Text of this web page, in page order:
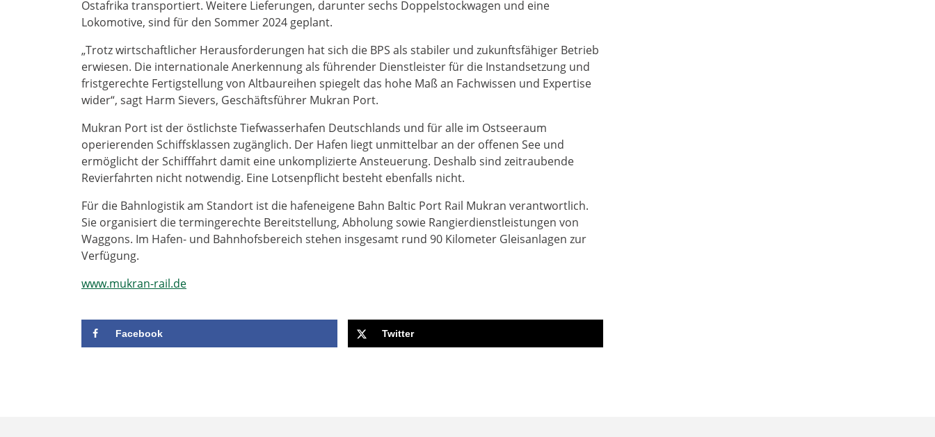
Ostafrika transportiert. Weitere Lieferungen, darunter sechs Doppelstockwagen und eine
Lokomotive, sind für den Sommer 2024 geplant.
„Trotz wirtschaftlicher Herausforderungen hat sich die BPS als stabiler und zukunftsfähiger Betrieb
erwiesen. Die internationale Anerkennung als führender Dienstleister für die Instandsetzung und
fristgerechte Fertigstellung von Altbaureihen spiegelt das hohe Maß an Fachwissen und Expertise
wider“, sagt Harm Sievers, Geschäftsführer Mukran Port.
Mukran Port ist der östlichste Tiefwasserhafen Deutschlands und für alle im Ostseeraum
operierenden Schiffsklassen zugänglich. Der Hafen liegt unmittelbar an der offenen See und
ermöglicht der Schifffahrt damit eine unkomplizierte Ansteuerung. Deshalb sind zeitraubende
Revierfahrten nicht notwendig. Eine Lotsenpflicht besteht ebenfalls nicht.
Für die Bahnlogistik am Standort ist die hafeneigene Bahn Baltic Port Rail Mukran verantwortlich.
Sie organisiert die termingerechte Bereitstellung, Abholung sowie Rangierdienstleistungen von
Waggons. Im Hafen- und Bahnhofsbereich stehen insgesamt rund 90 Kilometer Gleisanlagen zur
Verfügung.
www.mukran-rail.de
Facebook Twitter